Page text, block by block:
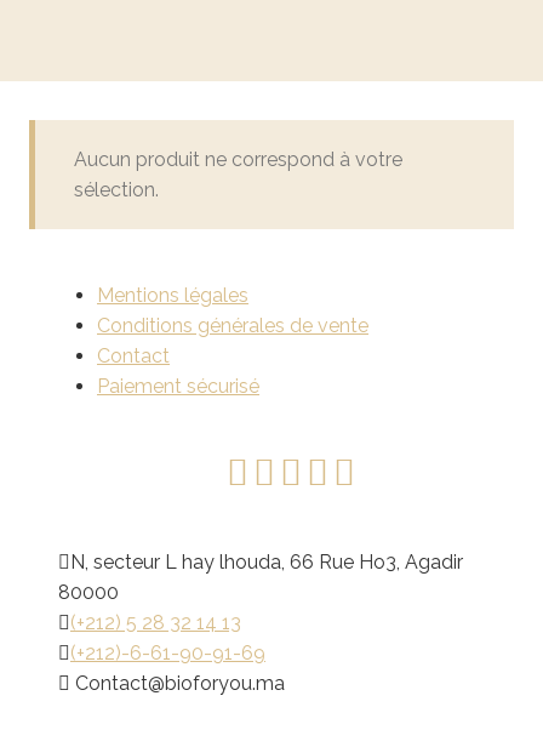
Aucun produit ne correspond à votre
sélection.
Mentions légales
Conditions générales de vente
Contact
Paiement sécurisé
N, secteur L hay lhouda, 66 Rue Ho3, Agadir
80000
(+212) 5 28 32 14 13
(+212)-6-61-90-91-69
am.uoyrofoib
@tcatnoC